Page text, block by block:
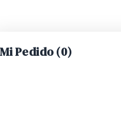
Mi Pedido (0)